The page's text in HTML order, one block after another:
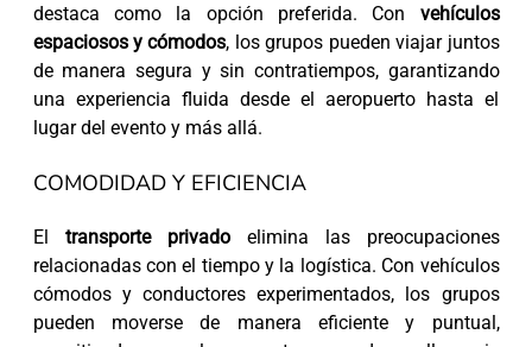
destaca como la opción preferida. Con vehículos
espaciosos y cómodos, los grupos pueden viajar juntos
de manera segura y sin contratiempos, garantizando
una experiencia fluida desde el aeropuerto hasta el
lugar del evento y más allá.
COMODIDAD Y EFICIENCIA
El transporte privadoelimina las preocupaciones
relacionadas con el tiempo y la logística. Con vehículos
cómodos y conductores experimentados, los grupos
pueden moverse de manera eficiente y puntual,